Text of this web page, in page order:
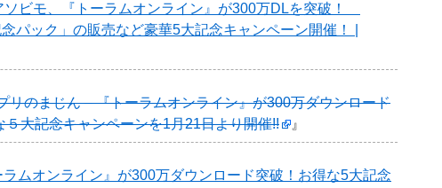
ソビモ、『トーラムオンライン』が300万DLを突破！
パック」の販売など豪華5大記念キャンペーン開催！ |
リのまじん – 『トーラムオンライン』が300万ダウンロード
大記念キャンペーンを1月21日より開催!!
』
ラムオンライン』が300万ダウンロード突破！お得な5大記念